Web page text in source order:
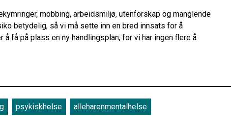
mobbing, arbeidsmiljø, utenforskap og manglende
betydelig, så vi må sette inn en bred innsats for å
få på plass en ny handlingsplan, for vi har ingen flere å
psykiskhelse alleharenmentalhelse